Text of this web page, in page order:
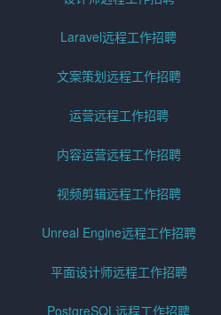
Laravel远程工作招聘
文案策划远程工作招聘
运营远程工作招聘
内容运营远程工作招聘
视频剪辑远程工作招聘
Unreal Engine远程工作招聘
平面设计师远程工作招聘
PostgreSQL远程工作招聘